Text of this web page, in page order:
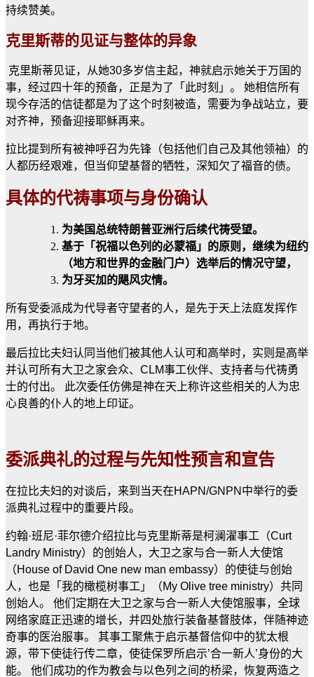
持续赞美。
克里斯蒂的见证与整体的异象
克里斯蒂见证，从她30多岁信主起，神就启示她关于万国的
事，经过四十年的预备，正是为了「此时刻」。 她相信所有
现今存活的信徒都是为了这个时刻被造，需要为争战站立，要
对齐神，预备迎接耶稣再来。
拉比提到所有被神呼召为先锋（包括他们自己及其他领袖）的
人都历经艰难，但当仰望基督的牺牲，深知欠了福音的债。
具体的代祷事项与身份确认
为美国总统特朗普亚洲行后续代祷受望。
基于「祝福以色列的必蒙福」的原则，继续为纽约
（地方和世界的金融门户）选举后的情况守望，
为牙买加的飓风灾情。
所有受委派成为代导者守望者的人，是先于天上法庭发挥作
用，再执行于地。
最后拉比夫妇认同当他们被其他人认可和高举时，实则是高举
并认可所有大卫之家会众、CLM事工伙伴、支持者与代祷勇
士的付出。 此次委任仿佛是神在天上称许这些相关的人为忠
心良善的仆人的地上印证。
委派典礼的过程与先知性预言和宣告
在拉比夫妇的对谈后，来到当天在HAPN/GNPN中举行的委
派典礼过程中的重要片段。
约翰·班尼·菲尔德介绍拉比与克里斯蒂是柯澜濯事工（Curt
Landry Ministry）的创始人，大卫之家与合一新人大使馆
（House of David One new man embassy）的使徒与创始
人，也是「我的橄榄树事工」（My Olive tree ministry）共同
创始人。 他们定期在大卫之家与合一新人大使馆服事，全球
网络家庭正迅速的增长，并四处旅行装备基督肢体，伴随神迹
奇事的医治服事。 其事工聚焦于启示基督信仰中的犹太根
源，带下使徒行传二章，使徒保罗所启示’合一新人’身份的大
能。 他们成功的作为教会与以色列之间的桥梁，恢复两造之